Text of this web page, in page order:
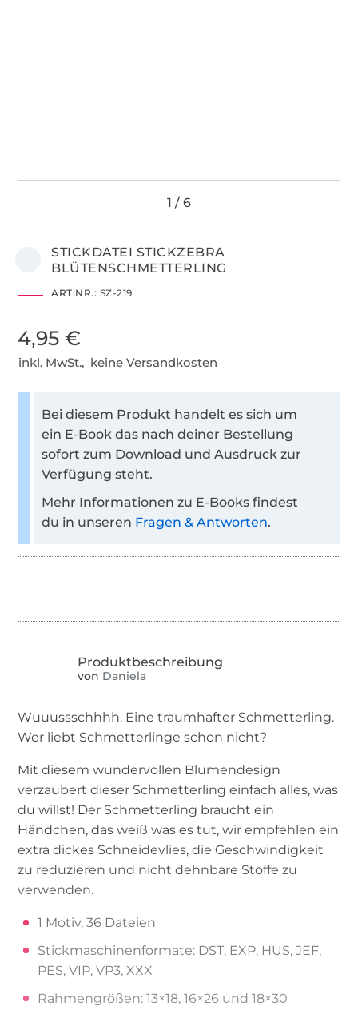
STICKDATEI STICKZEBRA
BLÜTENSCHMETTERLING
ART.NR.: SZ-219
4,95 €
inkl. MwSt., keine Versandkosten
Bei diesem Produkt handelt es sich um
ein E-Book das nach deiner Bestellung
sofort zum Download und Ausdruck zur
Verfügung steht.
Mehr Informationen zu E-Books findest
du in unseren Fragen & Antworten.
von Daniela
Wuuussschhhh. Eine traumhafter Schmetterling.
Wer liebt Schmetterlinge schon nicht?
Mit diesem wundervollen Blumendesign
verzaubert dieser Schmetterling einfach alles, was
du willst! Der Schmetterling braucht ein
Händchen, das weiß was es tut, wir empfehlen ein
extra dickes Schneidevlies, die Geschwindigkeit
zu reduzieren und nicht dehnbare Stoffe zu
verwenden.
1 Motiv, 36 Dateien
Stickmaschinenformate: DST, EXP, HUS, JEF,
PES, VIP, VP3, XXX
Rahmengrößen: 13×18, 16×26 und 18×30